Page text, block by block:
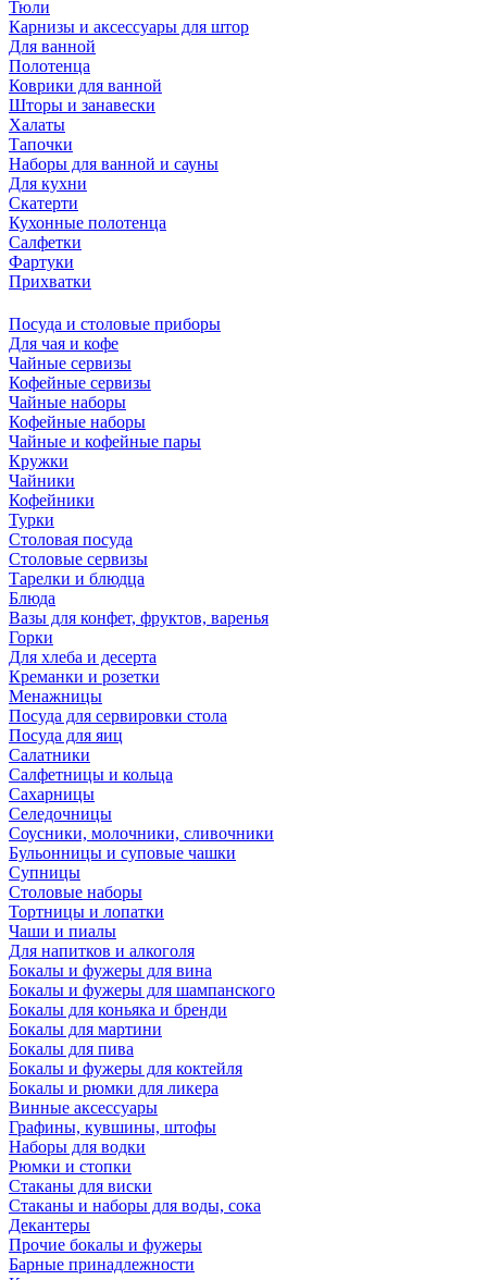
Тюли
Карнизы и аксессуары для штор
Для ванной
Полотенца
Коврики для ванной
Шторы и занавески
Халаты
Тапочки
Наборы для ванной и сауны
Для кухни
Скатерти
Кухонные полотенца
Салфетки
Фартуки
Прихватки
Посуда и столовые приборы
Для чая и кофе
Чайные сервизы
Кофейные сервизы
Чайные наборы
Кофейные наборы
Чайные и кофейные пары
Кружки
Чайники
Кофейники
Турки
Столовая посуда
Столовые сервизы
Тарелки и блюдца
Блюда
Вазы для конфет, фруктов, варенья
Горки
Для хлеба и десерта
Креманки и розетки
Менажницы
Посуда для сервировки стола
Посуда для яиц
Салатники
Салфетницы и кольца
Сахарницы
Селедочницы
Соусники, молочники, сливочники
Бульонницы и суповые чашки
Супницы
Столовые наборы
Тортницы и лопатки
Чаши и пиалы
Для напитков и алкоголя
Бокалы и фужеры для вина
Бокалы и фужеры для шампанского
Бокалы для коньяка и бренди
Бокалы для мартини
Бокалы для пива
Бокалы и фужеры для коктейля
Бокалы и рюмки для ликера
Винные аксессуары
Графины, кувшины, штофы
Наборы для водки
Рюмки и стопки
Стаканы для виски
Стаканы и наборы для воды, сока
Декантеры
Прочие бокалы и фужеры
Барные принадлежности